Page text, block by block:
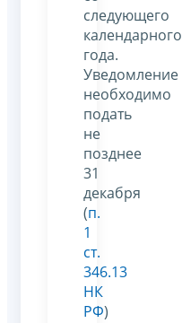
следующего
календарного
года.
Уведомление
необходимо
подать
не
позднее
31
декабря
(п.
1
ст.
346.13
НК
РФ)